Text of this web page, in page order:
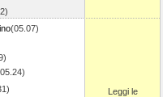
(05.07)
Leggi le